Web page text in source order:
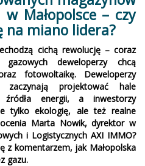
Małopolsce – czy
na miano lidera?
cichą rewolucję – coraz
deweloperzy chcą
fotowoltaikę. Deweloperzy
projektować hale
źródła energii, a inwestorzy
tylko ekologię, ale też realne
Marta Nowik, dyrektor w
i Logistycznych AXI IMMO?
z komentarzem, jak Małopolska
gazu.